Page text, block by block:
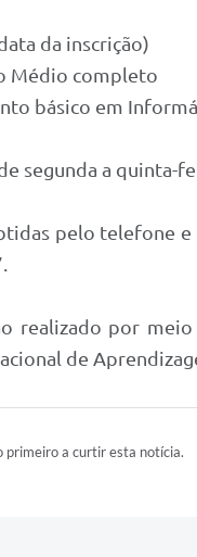
da inscrição)
Médio completo
básico em
segunda a quinta-
pelo telefone e
realizado por
de
primeiro a curtir esta notícia.